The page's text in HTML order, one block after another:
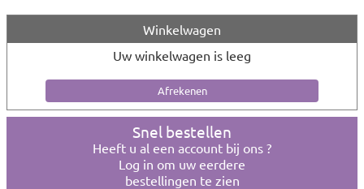
Winkelwagen
Uw winkelwagen is leeg
Snel bestellen
Heeft u al een account bij ons ?
Log in om uw eerdere
bestellingen te zien